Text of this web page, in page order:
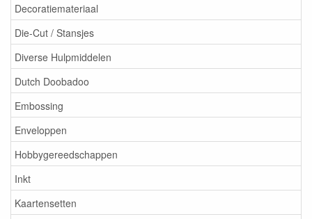
Decoratiemateriaal
Die-Cut / Stansjes
Diverse Hulpmiddelen
Dutch Doobadoo
Embossing
Enveloppen
Hobbygereedschappen
Inkt
Kaartensetten